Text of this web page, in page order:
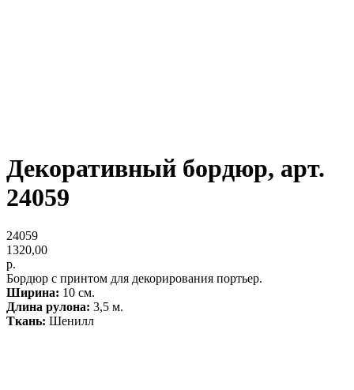
Декоративный бордюр, арт.
24059
24059
1320,00
р.
Бордюр с принтом для декорирования портьер.
Ширина: 10 см.
Длина рулона: 3,5 м.
Ткань: Шенилл